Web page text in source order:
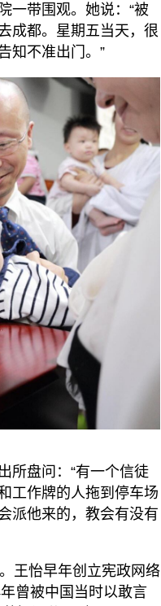
一带围观。她说：“被
成都。星期五当天，很
知不准出门。”
所盘问：“有一个信徒
工作牌的人拖到停车场
派他来的，教会有没有
王怡早年创立宪政网络
曾被中国当时以敢言